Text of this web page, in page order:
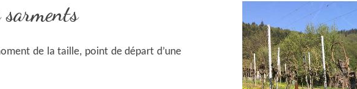
de la taille, point de départ d’une